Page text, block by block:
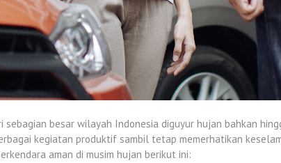
besar wilayah Indonesia diguyur hujan bahkan
kegiatan produktif sambil tetap memerhatikan
aman di musim hujan berikut ini: